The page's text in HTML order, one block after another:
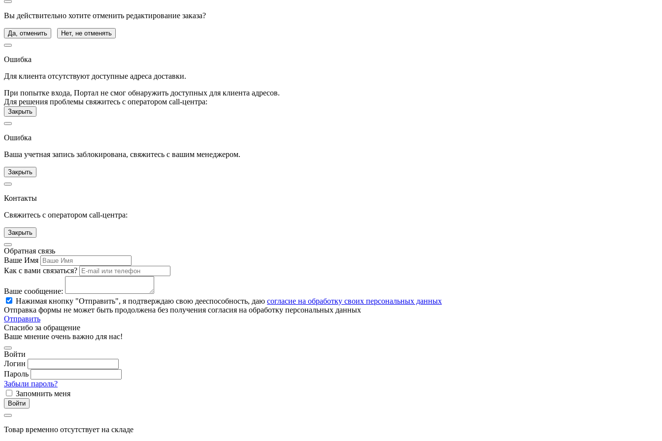
Вы действительно хотите отменить редактирование заказа?
Да, отменить Нет, не отменять
Ошибка
Для клиента отсутствуют доступные адреса доставки.
При попытке входа, Портал не смог обнаружить доступных для клиента адресов.
Для решения проблемы свяжитесь с оператором call-центра:
Закрыть
Ошибка
Ваша учетная запись заблокирована, свяжитесь с вашим менеджером.
Закрыть
Контакты
Свяжитесь с оператором call-центра:
Закрыть
Обратная связь
Ваше Имя
Как с вами связаться?
Ваше сообщение:
Нажимая кнопку "Отправить", я подтверждаю свою дееспособность, даю согласие на обработку своих персональных данных
Отправка формы не может быть продолжена без получения согласия на обработку персональных данных
Отправить
Спасибо за обращение
Ваше мнение очень важно для нас!
Войти
Логин
Пароль
Забыли пароль?
Запомнить меня
Войти
Товар временно отсутствует на складе